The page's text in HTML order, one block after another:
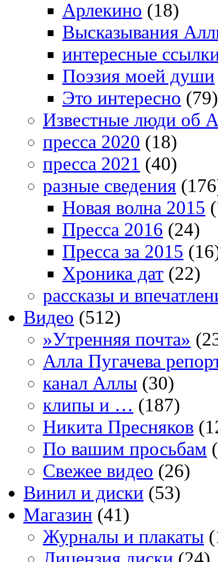
Арлекино (18)
Высказывания
интересные
Поэзия моей души
Это интересно (79)
Известные люди об
пресса 2020 (18)
пресса 2021 (40)
разные сведения
Новая волна 2015
Пресса 2016 (24)
Пресса за 2015
Хроника дат (22)
рассказы и
Видео (512)
»Утренняя почта»
Алла Пугачева
канал Аллы (30)
клипы и … (187)
Никита Пресняков
По вашим просьбам
Свежее видео (26)
Винил и диски (53)
Магазин (41)
Журналы и плакаты